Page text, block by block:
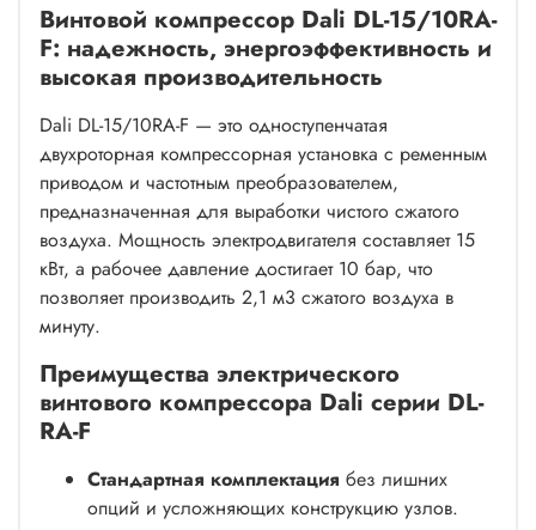
Винтовой компрессор Dali DL-15/10RA-
F: надежность, энергоэффективность и
высокая производительность
Dali DL-15/10RA-F — это одноступенчатая
двухроторная компрессорная установка с ременным
приводом и частотным преобразователем,
предназначенная для выработки чистого сжатого
воздуха. Мощность электродвигателя составляет 15
кВт, а рабочее давление достигает 10 бар, что
позволяет производить 2,1 м3 сжатого воздуха в
минуту.
Преимущества электрического
винтового компрессора Dali серии DL-
RA-F
Стандартная комплектация без лишних
опций и усложняющих конструкцию узлов.